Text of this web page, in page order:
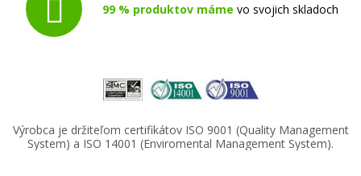
99 % produktov máme vo svojich skladoch
Výrobca je držiteľom certifikátov ISO 9001 (Quality Management
System) a ISO 14001 (Enviromental Management System).